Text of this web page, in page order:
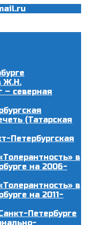
Ж.Н.
– северная
(Татарская
Петербургская
в
на 2006-
в
на 2011-
Петербурге